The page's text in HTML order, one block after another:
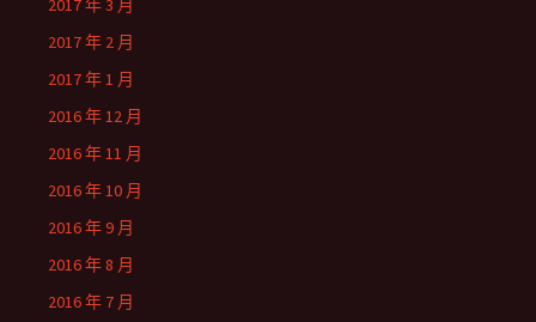
2017 年 3 月
2017 年 2 月
2017 年 1 月
2016 年 12 月
2016 年 11 月
2016 年 10 月
2016 年 9 月
2016 年 8 月
2016 年 7 月